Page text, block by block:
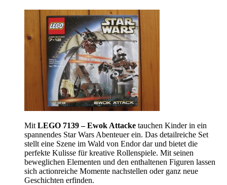
Mit LEGO 7139 – Ewok Attacke tauchen Kinder in ein
spannendes Star Wars Abenteuer ein. Das detailreiche Set
stellt eine Szene im Wald von Endor dar und bietet die
perfekte Kulisse für kreative Rollenspiele. Mit seinen
beweglichen Elementen und den enthaltenen Figuren lassen
sich actionreiche Momente nachstellen oder ganz neue
Geschichten erfinden.